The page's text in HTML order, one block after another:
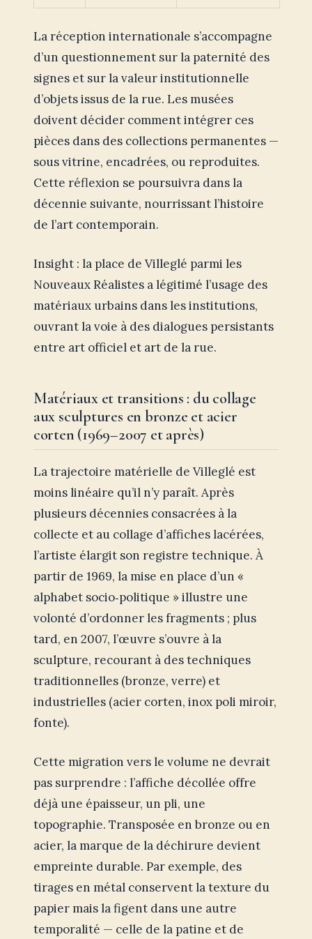
La réception internationale s’accompagne
d’un questionnement sur la paternité des
signes et sur la valeur institutionnelle
d’objets issus de la rue. Les musées
doivent décider comment intégrer ces
pièces dans des collections permanentes —
sous vitrine, encadrées, ou reproduites.
Cette réflexion se poursuivra dans la
décennie suivante, nourrissant l’histoire
de l’art contemporain.
Insight : la place de Villeglé parmi les
Nouveaux Réalistes a légitimé l’usage des
matériaux urbains dans les institutions,
ouvrant la voie à des dialogues persistants
entre art officiel et art de la rue.
Matériaux et transitions : du collage
aux sculptures en bronze et acier
corten (1969–2007 et après)
La trajectoire matérielle de Villeglé est
moins linéaire qu’il n’y paraît. Après
plusieurs décennies consacrées à la
collecte et au collage d’affiches lacérées,
l’artiste élargit son registre technique. À
partir de 1969, la mise en place d’un «
alphabet socio‑politique » illustre une
volonté d’ordonner les fragments ; plus
tard, en 2007, l’œuvre s’ouvre à la
sculpture, recourant à des techniques
traditionnelles (bronze, verre) et
industrielles (acier corten, inox poli miroir,
fonte).
Cette migration vers le volume ne devrait
pas surprendre : l’affiche décollée offre
déjà une épaisseur, un pli, une
topographie. Transposée en bronze ou en
acier, la marque de la déchirure devient
empreinte durable. Par exemple, des
tirages en métal conservent la texture du
papier mais la figent dans une autre
temporalité — celle de la patine et de